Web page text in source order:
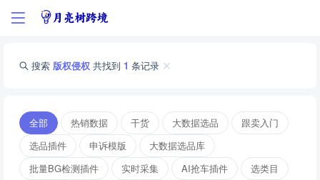
搜索 版权侵权 共找到 1 条记录
全部 热销数据 干货 大数据选品
跟卖入门
选品插件
申诉模版
大数据选品库
批量BG检测插件
实时采集 AI抢车插件
选类目